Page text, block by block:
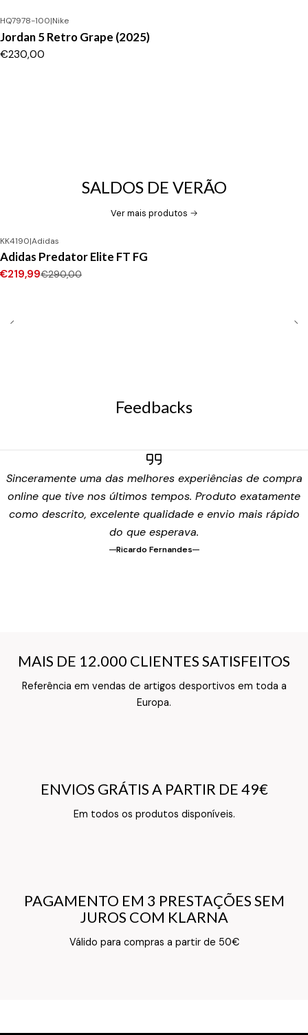
HQ7978-100|Nike
Jordan 5 Retro Grape (2025)
€230,00
SALDOS DE VERÃO
Ver mais produtos
-24%DESCONTO
Novo
KK4190|Adidas
Adidas Predator Elite FT FG
€219,99€290,00
Feedbacks
Sinceramente uma das melhores experiências de compra
online que tive nos últimos tempos. Produto exatamente
como descrito, excelente qualidade e envio mais rápido
do que esperava.
Ricardo Fernandes
MAIS DE 12.000 CLIENTES SATISFEITOS
Referência em vendas de artigos desportivos em toda a
Europa.
MAIS DE 12.000 CLIENTES SATISFEITOS
Texto do Verso do Cartão de Informação
ENVIOS GRÁTIS A PARTIR DE 49€
Em todos os produtos disponíveis.
ENVIOS GRÁTIS A PARTIR DE 49€
Texto do Verso do Cartão de Informação
PAGAMENTO EM 3 PRESTAÇÕES SEM
JUROS COM KLARNA
Válido para compras a partir de 50€
PAGAMENTO EM 3 PRESTAÇÕES SEM
JUROS COM KLARNA
Texto do Verso do Cartão de Informação